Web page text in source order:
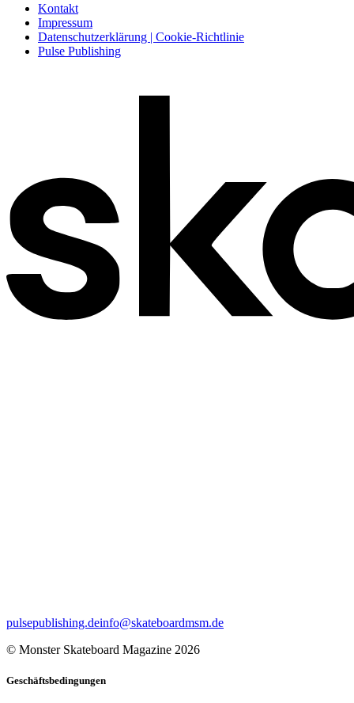
Kontakt
Impressum
Datenschutzerklärung | Cookie-Richtlinie
Pulse Publishing
pulsepublishing.deinfo@skateboardmsm.de
© Monster Skateboard Magazine 2026
Geschäftsbedingungen